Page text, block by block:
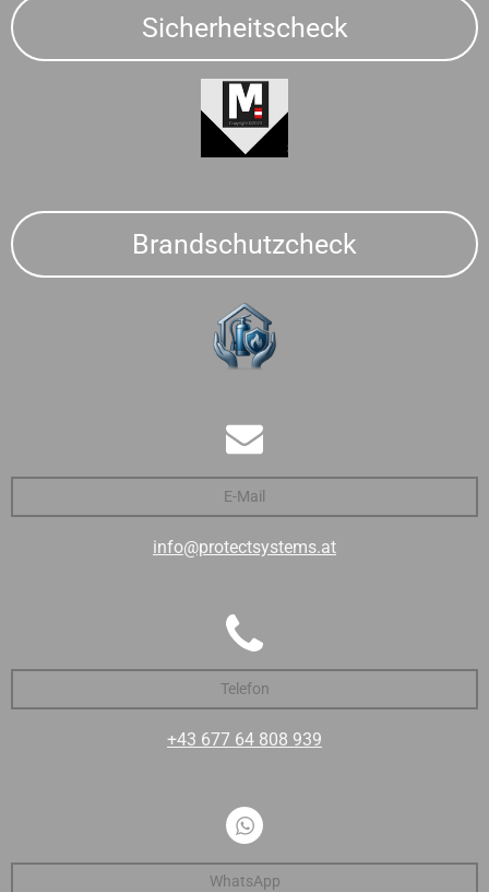
Sicherheitscheck
Brandschutzcheck
E-Mail
info@protectsystems.at
Telefon
+43 677 64 808 939
WhatsApp